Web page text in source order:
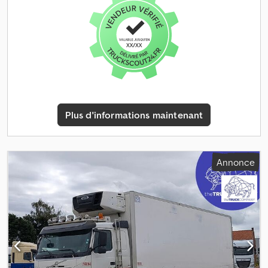
stationnement, climatisation, contrôle de traction, régulateur
de vitesse, régulation électrique des vitres, rétroviseur
électrique, système de navigation, verrouillage centralisé
Options et accessoires supplémentaires = - Rétroviseurs
chauffants - Tachygraphe numérique - Compteur journalier
(appareil de contrôle) - Fixe - Lampe halogène - Manuel -
Radio/cassette - Cabine-couchette - Assistance au maintien de
4x2, Poids à vide : 7 222 kg, Poids total autorisé en charge (PTAC) :
20 500 kg, Capacité totale du réservoir : 650 litres, Hauteur de la
selle : 116 cm, Type de selle : Fixe, Nombre de blocages : 1, Capacité
Suspension pneumatique, Type de cabine : Cabine-couchette,
Régulateur de vitesse, Compteur journalier (appareil de contrôle),
Tachygraphe numérique, Climatisation, Chauffage de
stationnement, Vitres électriques, Rétroviseurs électriques,
Radio/cassette, Navigation GPS, Couleur : Blanc, Rétroviseurs
chauffants, Type d'éclairage : Lampe halogène, Assistance au
maintien de voie, Climatisation, Bluetooth, Puissance du moteur :
338 kW (453 ch), Carburant : Diesel, Norme Euro : 6, Type de boîte
de vitesses : I-Shift, Type de boîte de vitesses : Volvo, Nombre de
Plus d'informations maintenant
Annonce